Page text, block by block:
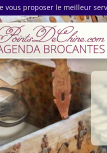
vous proposer le meilleur